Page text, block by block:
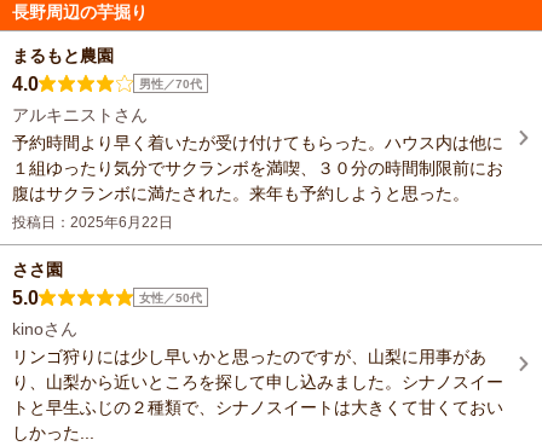
長野周辺の芋掘り
まるもと農園
4.0 男性／70代
アルキニストさん
予約時間より早く着いたが受け付けてもらった。ハウス内は他に
１組ゆったり気分でサクランボを満喫、３０分の時間制限前にお
腹はサクランボに満たされた。来年も予約しようと思った。
投稿日：2025年6月22日
ささ園
5.0 女性／50代
kinoさん
リンゴ狩りには少し早いかと思ったのですが、山梨に用事があ
り、山梨から近いところを探して申し込みました。シナノスイー
トと早生ふじの２種類で、シナノスイートは大きくて甘くておい
しかった...